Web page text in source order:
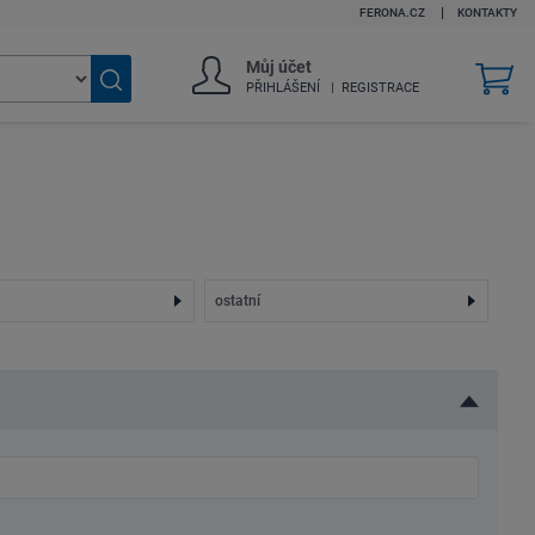
Vyhledat
Můj účet
PŘIHLÁŠENÍ REGISTRACE
v
FERONA.CZ KONTAKTY
ostatní